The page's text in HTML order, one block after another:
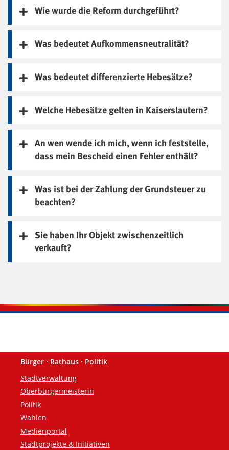
Wie wurde die Reform durchgeführt?
Was bedeutet Aufkommensneutralität?
Was bedeutet differenzierte Hebesätze?
Welche Hebesätze gelten in Kaiserslautern?
An wen wende ich mich, wenn ich feststelle,
dass mein Bescheid einen Fehler enthält?
Was ist bei der Zahlung der Grundsteuer zu
beachten?
Sie haben Ihr Objekt zwischenzeitlich
verkauft?
Fußzeile
Bürger · Rathaus · Politik
Stadtverwaltung
Oberbürgermeisterin
Politik
Wahlen
Medienportal
Stadtprojekte & Initiativen